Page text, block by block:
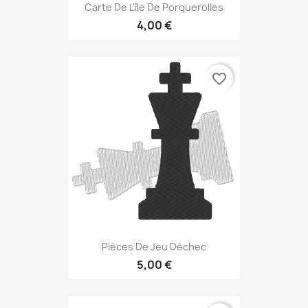
Carte De L'île De Porquerolles
4,00 €
Pièces De Jeu Déchec
5,00 €
favorite_border